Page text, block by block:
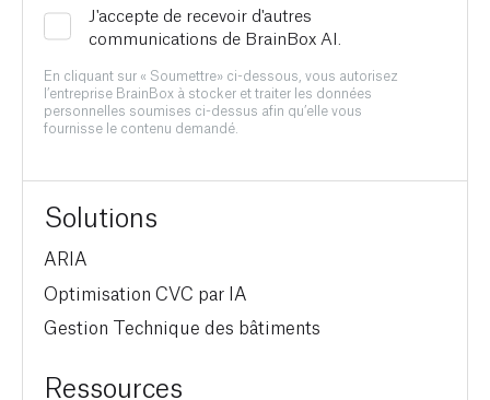
J'accepte de recevoir d'autres
communications de BrainBox AI.
En cliquant sur « Soumettre» ci-dessous, vous autorisez
l’entreprise BrainBox à stocker et traiter les données
personnelles soumises ci-dessus afin qu’elle vous
fournisse le contenu demandé.
Solutions
ARIA
Optimisation CVC par IA
Gestion Technique des bâtiments
Ressources